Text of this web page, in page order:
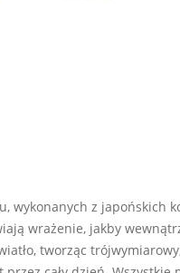
wykonanych z
wrażenie, jakby
tworząc